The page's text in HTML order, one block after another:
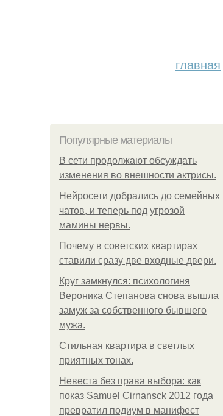
главная
Популярные материалы
В сети продолжают обсуждать
изменения во внешности актрисы.
Нейросети добрались до семейных
чатов, и теперь под угрозой
мамины нервы.
Почему в советских квартирах
ставили сразу две входные двери.
Круг замкнулся: психологиня
Вероника Степанова снова вышла
замуж за собственного бывшего
мужа.
Стильная квартира в светлых
приятных тонах.
Невеста без права выбора: как
показ Samuel Cirnansck 2012 года
превратил подиум в манифест